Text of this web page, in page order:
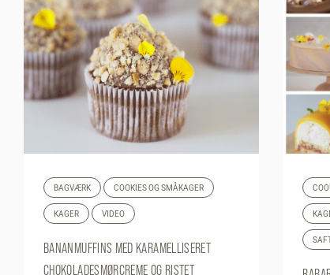
BAGVÆRK COOKIES OG SMÅKAGER
KAGER VIDEO
BANANMUFFINS MED KARAMELLISERET
CHOKOLADESMØRCREME OG RISTET